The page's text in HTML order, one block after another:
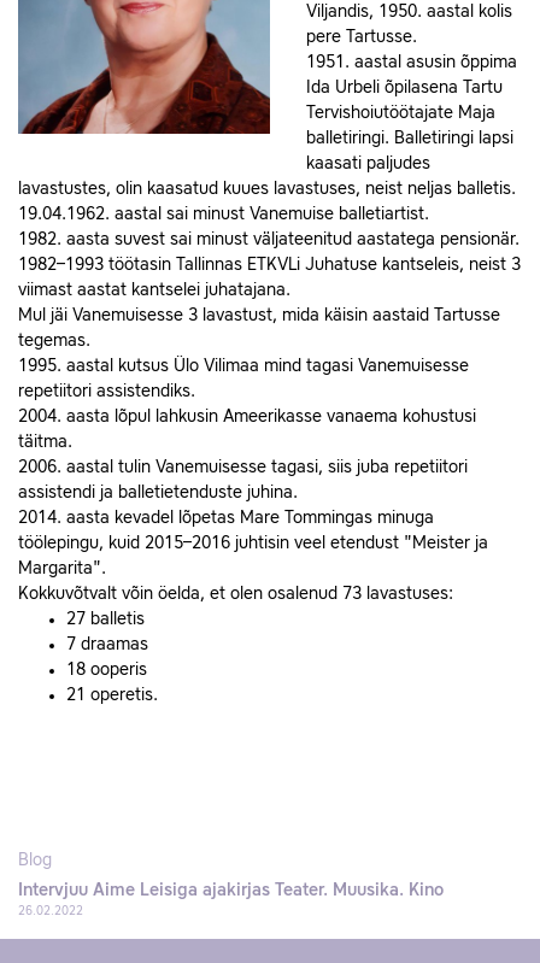
Viljandis, 1950. aastal kolis
pere Tartusse.
1951. aastal asusin õppima
Ida Urbeli õpilasena Tartu
Tervishoiutöötajate Maja
balletiringi. Balletiringi lapsi
kaasati paljudes
lavastustes, olin kaasatud kuues lavastuses, neist neljas balletis.
19.04.1962. aastal sai minust Vanemuise balletiartist.
1982. aasta suvest sai minust väljateenitud aastatega pensionär.
1982–1993 töötasin Tallinnas ETKVLi Juhatuse kantseleis, neist 3
viimast aastat kantselei juhatajana.
Mul jäi Vanemuisesse 3 lavastust, mida käisin aastaid Tartusse
tegemas.
1995. aastal kutsus Ülo Vilimaa mind tagasi Vanemuisesse
repetiitori assistendiks.
2004. aasta lõpul lahkusin Ameerikasse vanaema kohustusi
täitma.
2006. aastal tulin Vanemuisesse tagasi, siis juba repetiitori
assistendi ja balletietenduste juhina.
2014. aasta kevadel lõpetas Mare Tommingas minuga
töölepingu, kuid 2015–2016 juhtisin veel etendust "Meister ja
Margarita".
Kokkuvõtvalt võin öelda, et olen osalenud 73 lavastuses:
27 balletis
7 draamas
18 ooperis
21 operetis.
Blog
Intervjuu Aime Leisiga ajakirjas Teater. Muusika. Kino
26.02.2022